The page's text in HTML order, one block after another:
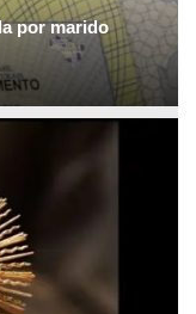
por marido